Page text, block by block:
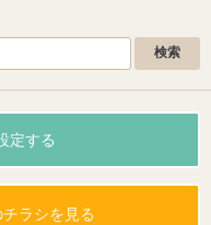
定する
ラシを見る